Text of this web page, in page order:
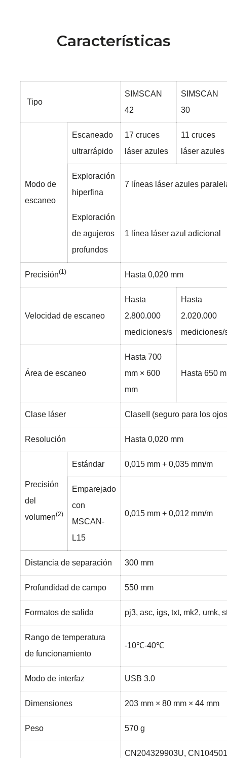
Características
Tipo
SIMSCAN
42
SIMSCAN
30
Modo de
escaneo
Escaneado
ultrarrápido
17 cruces
láser azules
11 cruces
láser azules
Exploración
hiperfina
7 líneas láser azules
Exploración
de agujeros
profundos
1 línea láser azul adicional
Precisión(1) Hasta 0,020 mm
Velocidad de escaneo
Hasta
2.800.000
mediciones/s
Hasta
2.020.000
mediciones/
Área de escaneo
Hasta 700
mm × 600
mm
Hasta 650
Clase láser ClaseII (seguro para los
Resolución Hasta 0,020 mm
Precisión
del
volumen(2)
Estándar 0,015 mm + 0,035 mm/m
Emparejado
con
MSCAN-
L15
0,015 mm + 0,012 mm/m
Distancia de separación 300 mm
Profundidad de campo 550 mm
Formatos de salida pj3, asc, igs, txt, mk2, umk,
Rango de temperatura
de funcionamiento
-10℃-40℃
Modo de interfaz USB 3.0
Dimensiones 203 mm × 80 mm × 44 mm
Peso 570 g
CN204329903U,